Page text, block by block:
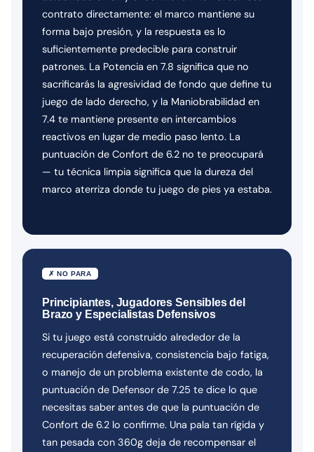
contrato directamente: el marco mantiene su
forma bajo presión, y la respuesta es lo
suficientemente predecible para construir
patrones. La Potencia en 7.8 significa que no
sacrificarás la agresividad de fondo que define tu
juego de lado derecho, y la Maniobrabilidad en
7.4 te mantiene presente en intercambios
reactivos en lugar de medio paso lento. La
puntuación de Confort de 6.2 no te preocupará
— tu técnica limpia significa que la dureza del
marco aterriza donde tu juego de pies ya estaba.
✗ NO PARA
Principiantes, Jugadores Sensibles del
Brazo y Especialistas Defensivos
Si tu juego está construido alrededor de la
recuperación defensiva, consistencia bajo fatiga,
o manejo de un problema existente de codo, la
puntuación de Defensor de 7.25 te dice lo que
necesitas saber antes de que la puntuación de
Confort de 6.2 lo confirme. Una pala tan rígida y
tan pesada con 360g deja de recompensar el